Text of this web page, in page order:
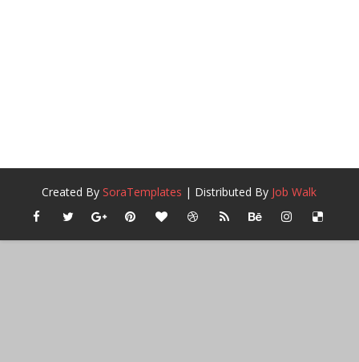
Created BySoraTemplates | Distributed By Job Walk